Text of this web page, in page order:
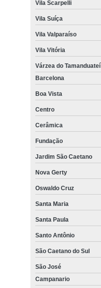
Vila Scarpelli
Vila Suíça
Vila Valparaíso
Vila Vitória
Várzea do Tamanduateí
Barcelona
Boa Vista
Centro
Cerâmica
Fundação
Jardim São Caetano
Nova Gerty
Oswaldo Cruz
Santa Maria
Santa Paula
Santo Antônio
São Caetano do Sul
São José
Campanario